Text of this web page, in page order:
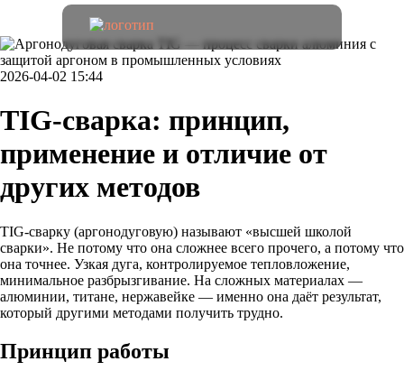
2026-04-02 15:44
TIG-сварка: принцип,
применение и отличие от
других методов
TIG-сварку (аргонодуговую) называют «высшей школой
сварки». Не потому что она сложнее всего прочего, а потому что
она точнее. Узкая дуга, контролируемое тепловложение,
минимальное разбрызгивание. На сложных материалах —
алюминии, титане, нержавейке — именно она даёт результат,
который другими методами получить трудно.
Принцип работы